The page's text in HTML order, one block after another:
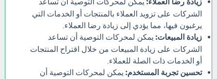
الشركات على تزويد العملاء بالمنتجات أو الخدمات التي
يرغبون فيها، مما يؤدي إلى زيادة رضا العملاء.
زيادة المبيعات: يمكن لمحركات التوصية أن تساعد
الشركات على زيادة المبيعات من خلال اقتراح المنتجات
أو الخدمات ذات الصلة للعملاء.
تحسين تجربة المستخدم: يمكن لمحركات التوصية أن